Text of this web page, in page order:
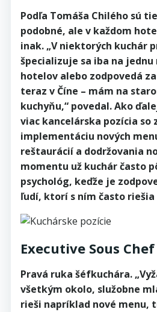
Podľa Tomáša Chilého sú
podobné, ale v každom
inak. „V niektorých kuchár
špecializuje sa iba na
hotelov alebo zodpovedá
teraz v Číne – mám na
kuchyňu,“ povedal. Ako
viac kancelárska pozícia so
implementáciu nových
reštaurácií a dodržovania
momentu už kuchár často
psychológ, keďže je
ľudí, ktorí s ním často
Executive Sous Chef
Pravá ruka šéfkuchára.
všetkým okolo, služobne
rieši napríklad nové menu,